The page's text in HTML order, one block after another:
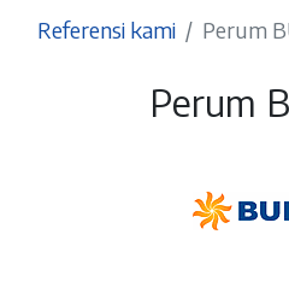
Referensi kami Perum
Perum